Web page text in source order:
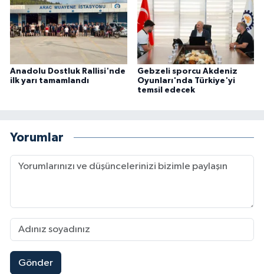
Anadolu Dostluk Rallisi'nde
ilk yarı tamamlandı
Gebzeli sporcu Akdeniz
Oyunları'nda Türkiye'yi
temsil edecek
Yorumlar
Gönder